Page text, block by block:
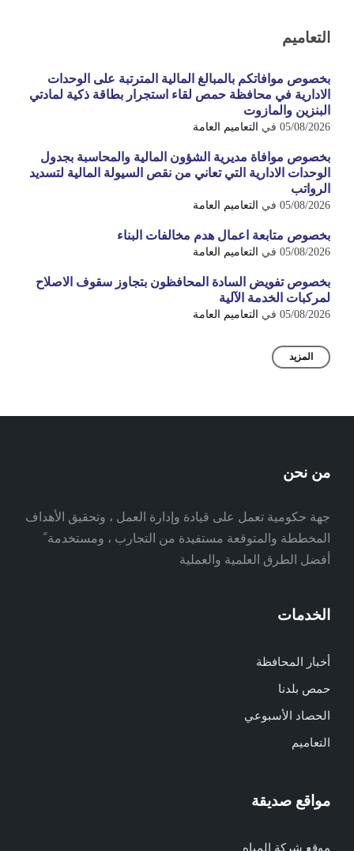
التعاميم
بخصوص موافاتكم بالمبالغ المالية المترتبة على الوحدات
الادارية في محافظة حمص لقاء استجرار بطاقة ذكية لمادتي
البنزين والمازوت
05/08/2026 في التعاميم العامة
بخصوص موافاة مديرية الشؤون المالية والمحاسبة بجدول
الوحدات الادارية التي تعاني من نقص السيولة المالية لتسديد
الرواتب
05/08/2026 في التعاميم العامة
بخصوص متابعة اعمال هدم مخالفات البناء
05/08/2026 في التعاميم العامة
بخصوص تفويض السادة المحافظون بتجاوز سقوف الاصلاح
لمركبات الخدمة الآلية
05/08/2026 في التعاميم العامة
المزيد
من نحن
جهة حكومية تعمل على قيادة وإدارة العمل ، وتحقيق الأهداف
المخططة والمتوقعة مستفيدة من التجارب ، ومستخدمة ً
أفضل الطرق العلمية والعملية
الخدمات
أخبار المحافظة
حمص بلدنا
الحصاد الأسبوعي
التعاميم
مواقع صديقة
موقع شركة المياه